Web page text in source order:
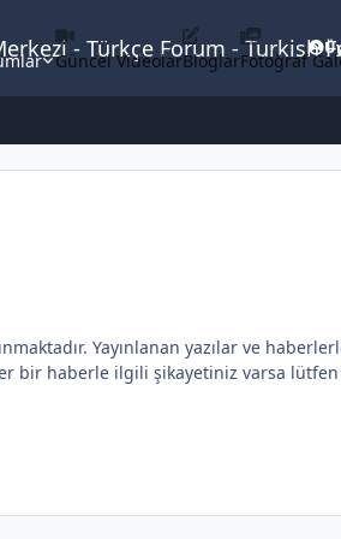
- Türkçe Forum - Turkish
Güncel VideolarBloglarFotoğraf
Yayınlanan yazılar ve
bir haberle ilgili şikayetiniz varsa